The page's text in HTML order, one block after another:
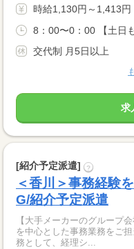
時給1,130円～1,413円
8：00〜0：00 【土日
交代制 月5日以上
求
[紹介予定派遣] ?
＜香川＞事務経験
G/紹介予定派遣
【大手メーカーのグループ
を中心とした事務業務をご担当いただき
務として、経理シ...